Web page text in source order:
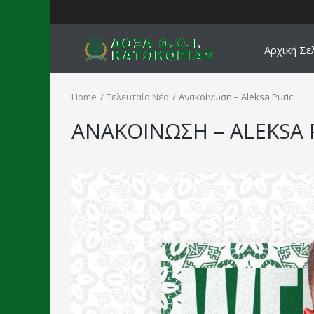
Αρχική
Home Τελευταία Νέα Ανακοίνωση – Aleksa Puric
ΑΝΑΚΟΙΝΩΣΗ – ALEKSA